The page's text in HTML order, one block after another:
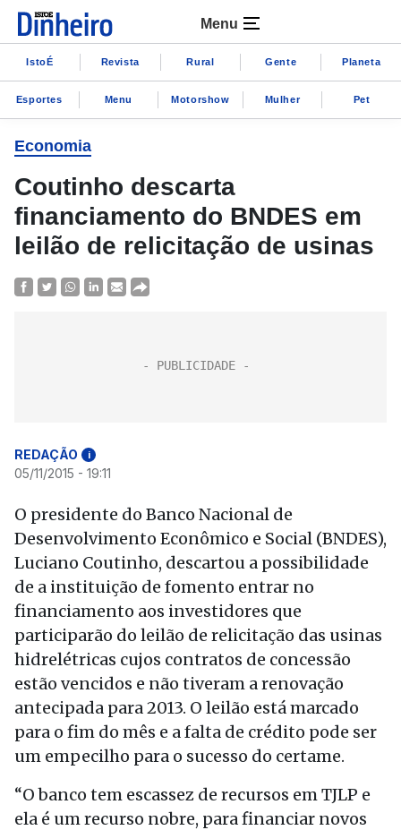
Menu
IstoÉ Revista Rural Gente Planeta
Esportes Menu Motorshow Mulher Pet
Economia
Coutinho descarta
financiamento do BNDES em
leilão de relicitação de usinas
REDAÇÃO i
05/11/2015 - 19:11
O presidente do Banco Nacional de
Desenvolvimento Econômico e Social (BNDES),
Luciano Coutinho, descartou a possibilidade
de a instituição de fomento entrar no
financiamento aos investidores que
participarão do leilão de relicitação das usinas
hidrelétricas cujos contratos de concessão
estão vencidos e não tiveram a renovação
antecipada para 2013. O leilão está marcado
para o fim do mês e a falta de crédito pode ser
um empecilho para o sucesso do certame.
“O banco tem escassez de recursos em TJLP e
ela é um recurso nobre, para financiar novos